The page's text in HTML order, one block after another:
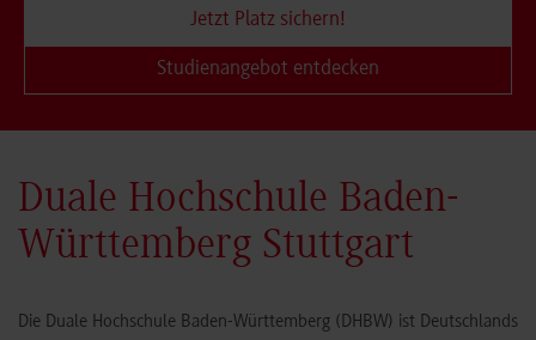
Jetzt Platz sichern!
Studienangebot entdecken
Duale Hochschule Baden-
Württemberg Stuttgart
Die Duale Hochschule Baden-Württemberg (DHBW) ist Deutschlands